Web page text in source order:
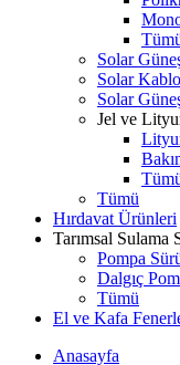
Solar
Solar Kablo
Solar
Jel ve
Tümü
Hırdavat Ürünleri
Tarımsal Sulama
Pompa
Dalgıç
Tümü
El ve Kafa
Anasayfa